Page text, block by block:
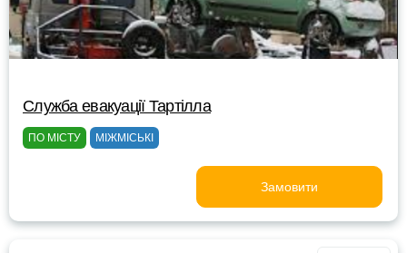
Служба евакуації Тартілла
ПО МІСТУ МІЖМІСЬКІ
Замовити